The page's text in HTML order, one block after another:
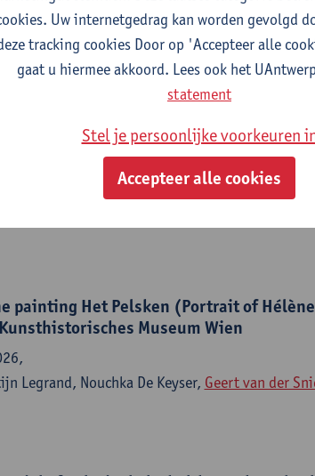
on Rembrandt's The Night Watch
through a multimodal analytical
ISSN 3059-3220-14:1 (2026) p. 1-13
, Annelies Van Loon,Ermanno Avranovich
painting Het Pelsken (Portrait of
Museum Wien
Legrand, Nouchka De Keyser, Geert van der
Uw internetgedrag kan worden gevolgd
tracking cookies Door op 'Accepteer alle
gaat u hiermee akkoord. Lees ook het
statement
Stel je persoonlijke voorkeuren
Accepteer alle cookies